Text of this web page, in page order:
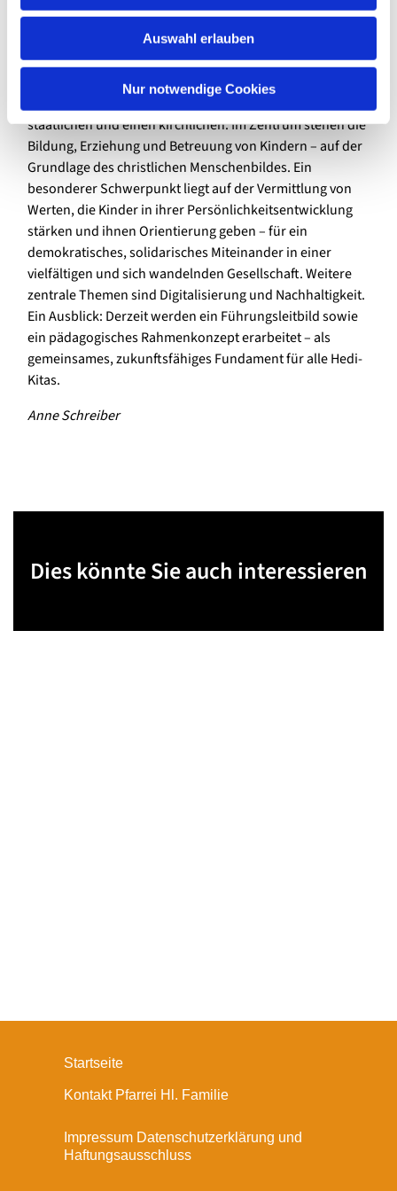
Auswahl erlauben
Nur notwendige Cookies
religionspädagogische Angebote schärfen das besondere
Profil des Trägers.
staatlichen und einen kirchlichen. Im Zentrum stehen die
Bildung, Erziehung und Betreuung von Kindern – auf der
Grundlage des christlichen Menschenbildes. Ein
besonderer Schwerpunkt liegt auf der Vermittlung von
Werten, die Kinder in ihrer Persönlichkeitsentwicklung
stärken und ihnen Orientierung geben – für ein
demokratisches, solidarisches Miteinander in einer
vielfältigen und sich wandelnden Gesellschaft. Weitere
zentrale Themen sind Digitalisierung und Nachhaltigkeit.
Ein Ausblick: Derzeit werden ein Führungsleitbild sowie
ein pädagogisches Rahmenkonzept erarbeitet – als
gemeinsames, zukunftsfähiges Fundament für alle Hedi-
Kitas.
Anne Schreiber
Dies könnte Sie auch interessieren
Startseite
Kontakt Pfarrei Hl. Familie
Impressum Datenschutzerklärung und
Haftungsausschluss